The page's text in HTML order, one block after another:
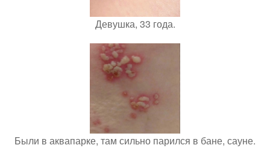
Девушка, 33 года.
Были в аквапарке, там сильно парился в бане, сауне.